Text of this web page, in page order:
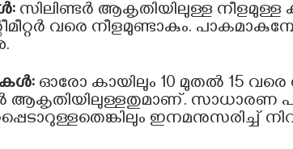
സിലിണ്ടർ ആകൃതിയിലുള്ള നീളമുള്ള
വരെ നീളമുണ്ടാകും.
ഓരോ കായിലും 10 മുതൽ 15
സാധാരണ
ഇനമനുസരിച്ച്